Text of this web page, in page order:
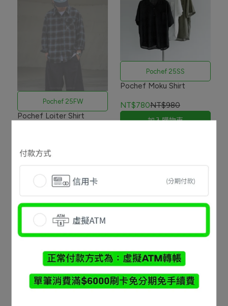
Pochef 25FW
Pochef Loiter Shirt
Pochef 25SS
Pochef Moku Shirt
NT$780NT$980
加入購物車
Pochef 25SS
Pochef Profile Relax Fit